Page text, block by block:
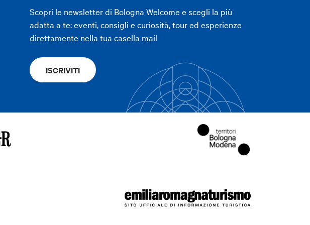
APPLICA FILTRI
Scopri le newsletter di Bologna Welcome e scegli la più
adatta a te: eventi, consigli e curiosità, tour ed esperienze
direttamente nella tua casella mail
ISCRIVITI